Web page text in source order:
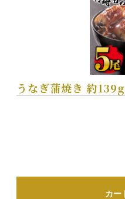
うなぎ蒲焼き 約
カー